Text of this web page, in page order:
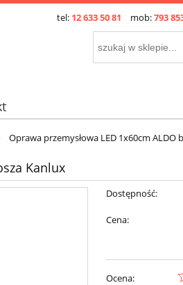
tel: 12 633 50 81 mob:793
Oprawa przemysłowa LED 1x60cm ALDO
Kanlux
Dostępność:
Cena:
Ocena: